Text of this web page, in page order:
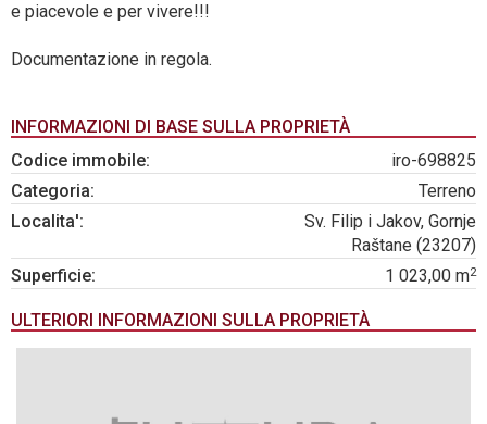
e piacevole e per vivere!!!
Documentazione in regola.
INFORMAZIONI DI BASE SULLA PROPRIETÀ
Codice immobile:
iro-698825
Categoria:
Terreno
Localita':
Sv. Filip i Jakov, Gornje
Raštane (23207)
Superficie:
1 023,00 m2
ULTERIORI INFORMAZIONI SULLA PROPRIETÀ